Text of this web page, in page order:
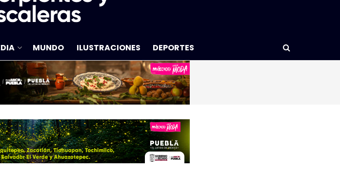
MUNDO ILUSTRACIONES DEPORTES